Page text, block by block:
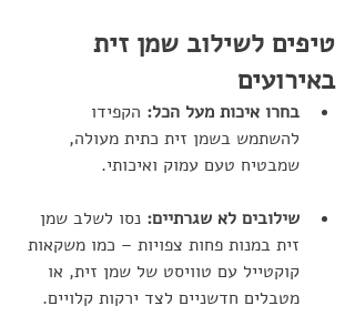
טיפים לשילוב שמן זית
באירועים
בחרו איכות מעל הכל: הקפידו
להשתמש בשמן זית כתית מעולה,
שמבטיח טעם עמוק ואיכותי.
שילובים לא שגרתיים: נסו לשלב שמן
זית במנות פחות צפויות – כמו משקאות
קוקטייל עם טוויסט של שמן זית, או
מטבלים חדשניים לצד ירקות קלויים.